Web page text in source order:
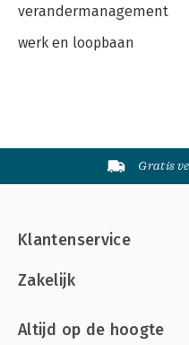
verandermanagement
werk en loopbaan
Gratis
Klantenservice
Zakelijk
Altijd op de hoogte